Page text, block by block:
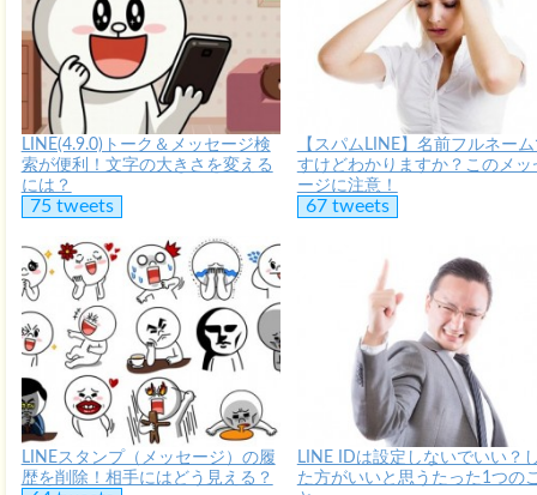
LINE(4.9.0)トーク＆メッセージ検
索が便利！文字の大きさを変える
には？
75 tweets
【スパムLINE】名前フルネー
すけどわかりますか？このメッ
ージに注意！
67 tweets
LINEスタンプ（メッセージ）の履
歴を削除！相手にはどう見える？
LINE IDは設定しないでいい？
た方がいいと思うたった1つの